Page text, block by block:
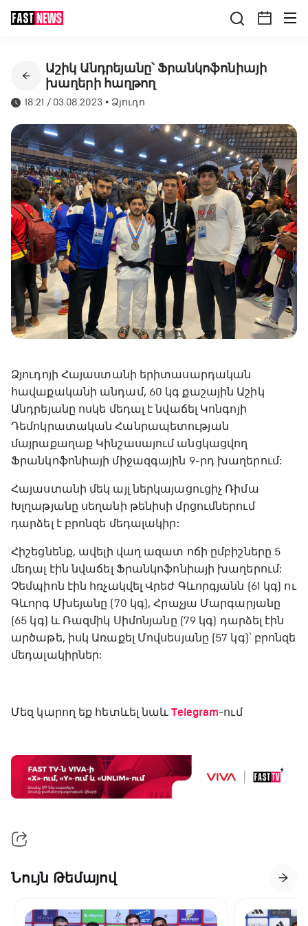
Աշիկ Անդրեյանը՝ Ֆրանկոֆոնիայի
խաղերի հաղթող
18:21 / 03.08.2023 • Ձյուդո
Ձյուդոյի Հայաստանի երիտասարդական
հավաքականի անդամ, 60 կգ քաշային Աշիկ
Անդրեյանը ոսկե մեդալ է նվաճել Կոնգոյի
Դեմոկրատական Հանրապետության
մայրաքաղաք Կինշասայում անցկացվող
Ֆրանկոֆոնիայի միջազգային 9-րդ խաղերում:
Հայաստանի մեկ այլ ներկայացուցիչ Ռիմա
Խլղաթյանը սեղանի թենիսի մրցումներում
դարձել է բրոնզե մեդալակիր:
Հիշեցնենք, ավելի վաղ ազատ ոճի ըմբիշները 5
մեդալ էին նվաճել Ֆրանկոֆոնիայի խաղերում:
Չեմպիոն էին հռչակվել Վրեժ Գևորգյանն (61 կգ) ու
Գևորգ Մխեյանը (70 կգ), Հրաչյա Մարգարյանը
(65 կգ) և Ռազմիկ Սիմոնյանը (79 կգ) դարձել էին
արծաթե, իսկ Առաքել Մովսեսյանը (57 կգ)՝ բրոնզե
մեդալակիրներ:
Մեզ կարող եք հետևել նաև Telegram-ում
Նույն Թեմայով